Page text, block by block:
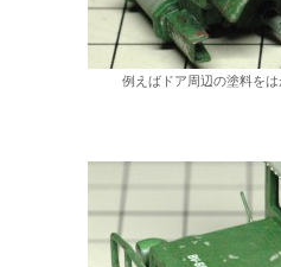
例えばドア周辺の塗料をは